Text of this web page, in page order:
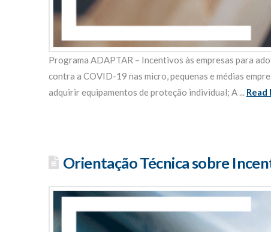
Programa ADAPTAR – Incentivos às empresas para
contra a COVID-19 nas micro, pequenas e médias
adquirir equipamentos de proteção individual; A ... Read
Orientação Técnica sobre